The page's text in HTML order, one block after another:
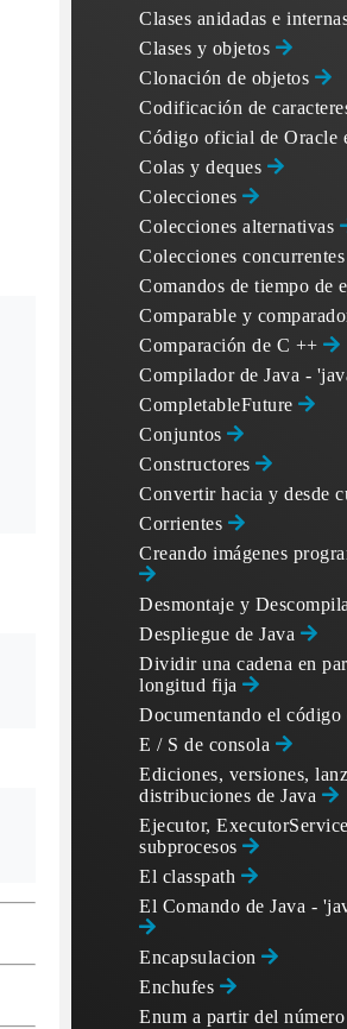
Clases anidadas e
Clases y objetos
Clonación de objetos
Codificación de
Código oficial de Oracle
Colas y deques
Colecciones
Colecciones alternativas
Colecciones concurrentes
Comandos de tiempo de
Comparable y
Comparación de C ++
Compilador de Java -
CompletableFuture
Conjuntos
Constructores
Convertir hacia y desde
Corrientes
Creando imágenes
Desmontaje y
Despliegue de Java
Dividir una cadena en
longitud fija
Documentando el código
E / S de consola
Ediciones, versiones,
distribuciones de Java
Ejecutor,
subprocesos
El classpath
El Comando de Java -
Encapsulacion
Enchufes
Enum a partir del número